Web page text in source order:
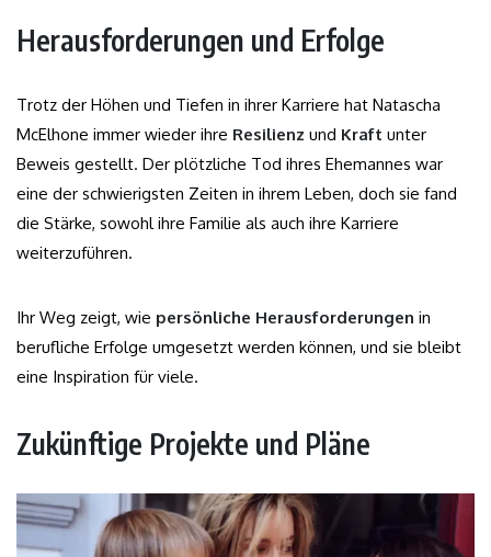
Herausforderungen und Erfolge
Trotz der Höhen und Tiefen in ihrer Karriere hat Natascha
McElhone immer wieder ihre Resilienz und Kraft unter
Beweis gestellt. Der plötzliche Tod ihres Ehemannes war
eine der schwierigsten Zeiten in ihrem Leben, doch sie fand
die Stärke, sowohl ihre Familie als auch ihre Karriere
weiterzuführen.
Ihr Weg zeigt, wie persönliche Herausforderungen in
berufliche Erfolge umgesetzt werden können, und sie bleibt
eine Inspiration für viele.
Zukünftige Projekte und Pläne